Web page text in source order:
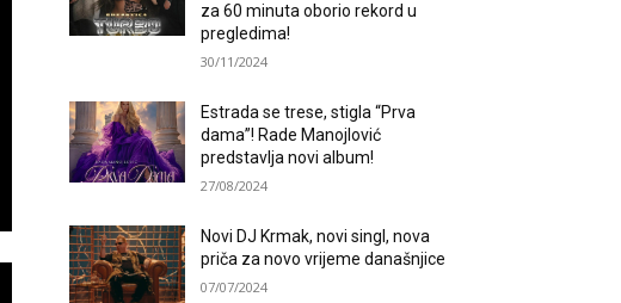
za 60 minuta oborio rekord u
pregledima!
30/11/2024
Estrada se trese, stigla “Prva
dama”! Rade Manojlović
predstavlja novi album!
27/08/2024
Novi DJ Krmak, novi singl, nova
priča za novo vrijeme današnjice
07/07/2024